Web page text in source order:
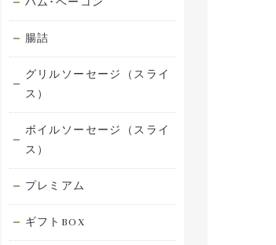
ハム･ベーコン
腸詰
グリルソーセージ（スライ
ス）
ボイルソーセージ（スライ
ス）
プレミアム
ギフトBOX